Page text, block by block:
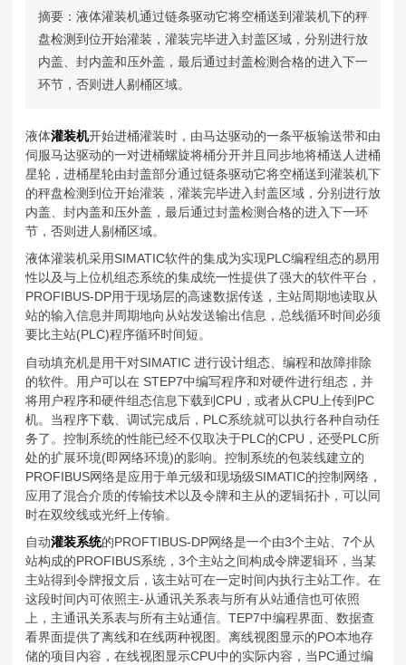
摘要：液体灌装机通过链条驱动它将空桶送到灌装机下的秤
盘检测到位开始灌装，灌装完毕进入封盖区域，分别进行放
内盖、封内盖和压外盖，最后通过封盖检测合格的进入下一
环节，否则进人剔桶区域。
液体灌装机开始进桶灌装时，由马达驱动的一条平板输送带和由
伺服马达驱动的一对进桶螺旋将桶分开并且同步地将桶送人进桶
星轮，进桶星轮由封盖部分通过链条驱动它将空桶送到灌装机下
的秤盘检测到位开始灌装，灌装完毕进入封盖区域，分别进行放
内盖、封内盖和压外盖，最后通过封盖检测合格的进入下一环
节，否则进人剔桶区域。
液体灌装机采用SIMATIC软件的集成为实现PLC编程组态的易用
性以及与上位机组态系统的集成统一性提供了强大的软件平台，
PROFIBUS-DP用于现场层的高速数据传送，主站周期地读取从
站的输入信息并周期地向从站发送输出信息，总线循环时间必须
要比主站(PLC)程序循环时间短。
自动填充机是用干对SIMATIC 进行设计组态、编程和故障排除
的软件。用户可以在 STEP7中编写程序和对硬件进行组态，并
将用户程序和硬件组态信息下载到CPU，或者从CPU上传到PC
机。当程序下载、调试完成后，PLC系统就可以执行各种自动任
务了。控制系统的性能已经不仅取决于PLC的CPU，还受PLC所
处的扩展环境(即网络环境)的影响。控制系统的包装线建立的
PROFIBUS网络是应用于单元级和现场级SIMATIC的控制网络，
应用了混合介质的传输技术以及令牌和主从的逻辑拓扑，可以同
时在双绞线或光纤上传输。
自动灌装系统的PROFTIBUS-DP网络是一个由3个主站、7个从
站构成的PROFIBUS系统，3个主站之间构成令牌逻辑环，当某
主站得到令牌报文后，该主站可在一定时间内执行主站工作。在
这段时间内可依照主-从通讯关系表与所有从站通信也可依照
上，主通讯关系表与所有主站通信。TEP7中编程界面、数据查
看界面提供了离线和在线两种视图。离线视图显示的PO本地存
储的项目内容，在线视图显示CPU中的实际内容，当PC通过编